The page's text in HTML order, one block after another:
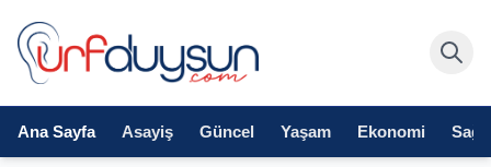
Ana Sayfa Asayiş Güncel Yaşam Ekonomi